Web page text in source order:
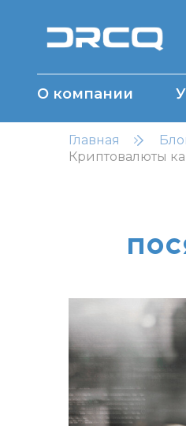
О компании
Главная
Криптовалюты